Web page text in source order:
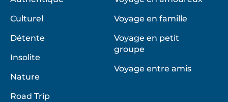
Culturel
Détente
Insolite
Nature
Road Trip
Voyage en famille
Voyage en petit
groupe
Voyage entre amis